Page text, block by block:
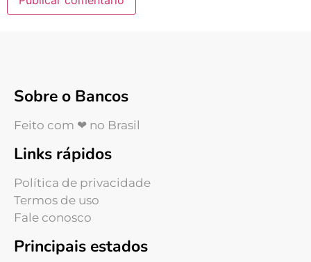
Sobre o Bancos
Feito com ❤ no Brasil
Links rápidos
Política de privacidade
Termos de uso
Fale conosco
Principais estados